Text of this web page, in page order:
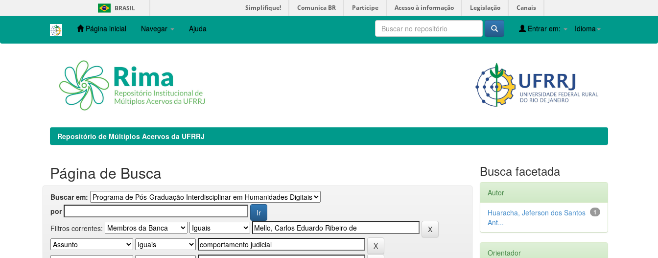
navigation
BRASIL Simplifique! Comunica BR Participe Acesso à informação Legislação Canais
Página inicial Navegar Ajuda Idioma
Entrar em:
Repositório de Múltiplos Acervos da UFRRJ
Página de Busca
Buscar em:
por
Filtros correntes:
Busca facetada
Autor
1
Huaracha, Jeferson dos Santos
Ant...
Orientador